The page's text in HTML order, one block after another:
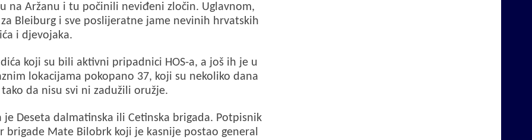
na Aržanu i tu počinili neviđeni zločin. Uglavnom,
Bleiburg i sve poslijeratne jame nevinih hrvatskih
i djevojaka.
koji su bili aktivni pripadnici HOS-a, a još ih je u
lokacijama pokopano 37, koji su nekoliko dana
da nisu svi ni zadužili oružje.
Deseta dalmatinska ili Cetinska brigada. Potpisnik
brigade Mate Bilobrk koji je kasnije postao general